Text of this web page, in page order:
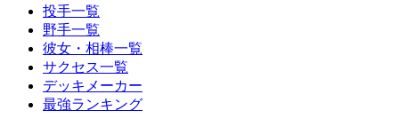
投手一覧
野手一覧
彼女・相棒一覧
サクセス一覧
デッキメーカー
最強ランキング